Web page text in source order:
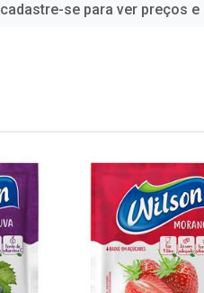
cadastre-se para ver preços